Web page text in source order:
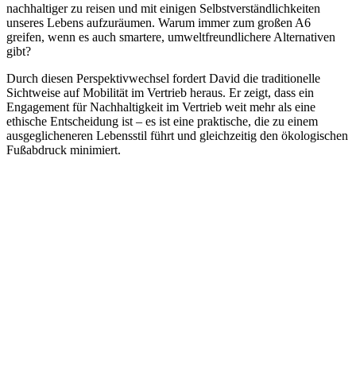
nachhaltiger zu reisen und mit einigen Selbstverständlichkeiten
unseres Lebens aufzuräumen. Warum immer zum großen A6
greifen, wenn es auch smartere, umweltfreundlichere Alternativen
gibt?
Durch diesen Perspektivwechsel fordert David die traditionelle
Sichtweise auf Mobilität im Vertrieb heraus. Er zeigt, dass ein
Engagement für Nachhaltigkeit im Vertrieb weit mehr als eine
ethische Entscheidung ist – es ist eine praktische, die zu einem
ausgeglicheneren Lebensstil führt und gleichzeitig den ökologischen
Fußabdruck minimiert.